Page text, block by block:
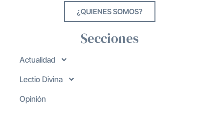
¿QUIENES SOMOS?
Secciones
Actualidad
Lectio Divina
Opinión